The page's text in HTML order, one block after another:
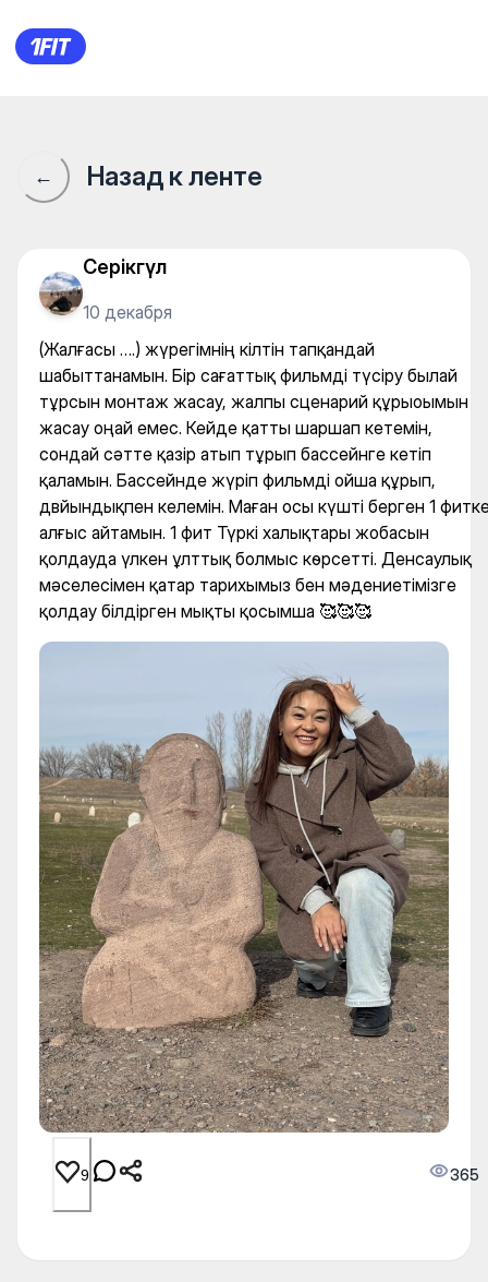
(Жалғасы ….) жүрегімнің
← Назад к ленте
Серікгүл
10 декабря
(Жалғасы ….) жүрегімнің кілтін тапқандай
шабыттанамын. Бір сағаттық фильмді түсіру былай
тұрсын монтаж жасау, жалпы сценарий құрыоымын
жасау оңай емес. Кейде қатты шаршап кетемін,
сондай сәтте қазір атып тұрып бассейнге кетіп
қаламын. Бассейнде жүріп фильмді ойша құрып,
двйындықпен келемін. Маған осы күшті берген 1
алғыс айтамын. 1 фит Түркі халықтары жобасын
қолдауда үлкен ұлттық болмыс көрсетті. Денсаулық
мәселесімен қатар тарихымыз бен мәдениетімізге
қолдау білдірген мықты қосымша 🥰🥰🥰
9 365